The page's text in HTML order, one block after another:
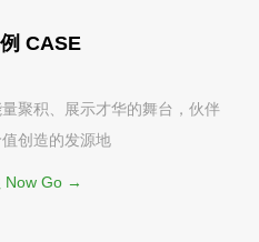
CASE
聚积、展示才华的舞台，伙伴
创造的发源地
Now Go →